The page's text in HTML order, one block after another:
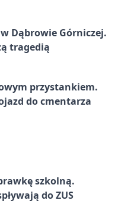
Dąbrowie Górniczej.
tragedią
przystankiem.
do cmentarza
szkolną.
do ZUS